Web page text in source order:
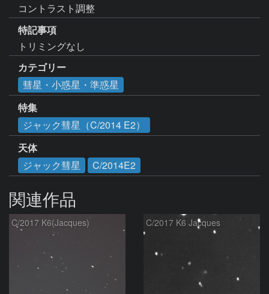
コントラスト調整
特記事項
トリミングなし
カテゴリー
彗星・小惑星・準惑星
特集
ジャック彗星（C/2014 E2）
天体
ジャック彗星
C/2014E2
関連作品
C/2017 K6(Jacques) C/2017 K6 Jacques